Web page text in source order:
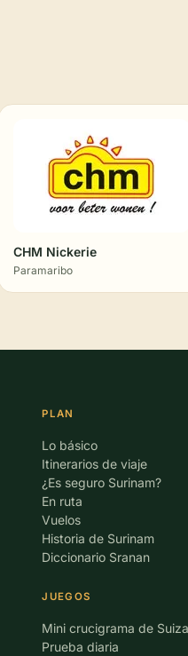
CHM Nickerie
Paramaribo
PLAN
Lo básico
Itinerarios de viaje
¿Es seguro Surinam?
En ruta
Vuelos
Historia de Surinam
Diccionario Sranan
JUEGOS
Mini crucigrama de Suiza
Prueba diaria